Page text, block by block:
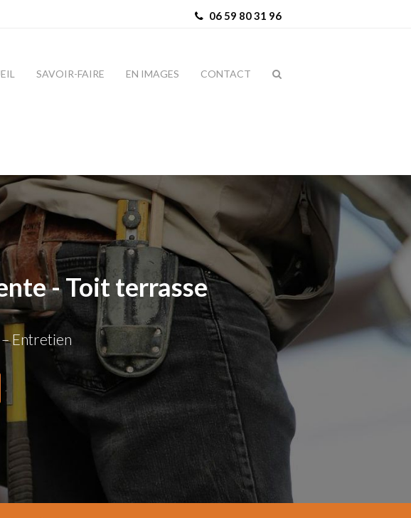
06 59 80 31 96
SAVOIR-FAIRE EN IMAGES CONTACT
- Toit terrasse
Entretien